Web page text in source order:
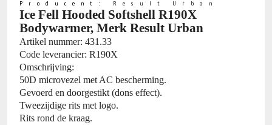
Producent: Result Urban
Ice Fell Hooded Softshell R190X
Bodywarmer, Merk Result Urban
Artikel nummer: 431.33
Code leverancier: R190X
Omschrijving:
50D microvezel met AC bescherming.
Gevoerd en doorgestikt (dons effect).
Tweezijdige rits met logo.
Rits rond de kraag.